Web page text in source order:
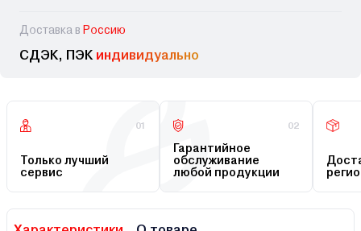
Доставка в Россию
СДЭК, ПЭК индивидуально
01
Только лучший
сервис
02
Гарантийное
обслуживание
любой продукции